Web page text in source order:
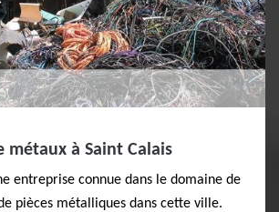
métaux à Saint Calais
entreprise connue dans le domaine de
pièces métalliques dans cette ville.